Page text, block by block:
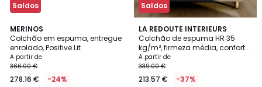
Saldos
MERINOS
Colchão em espuma, entregue
enrolado, Positive Lit
A partir de
366.00 €
278.16 € -24%
Saldos
LA REDOUTE INTERIEURS
Colchão de espuma HR 35
kg/m³, firmeza média, conforto
macio
A partir de
339.00 €
213.57 € -37%
3,2
/ 5